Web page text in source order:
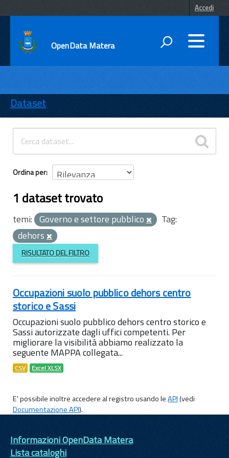
Accedi
OpenData Matera
ENTI
TEMI
INFORMAZIONI
Dataset
Ordina per
1 dataset trovato
temi: Governo e settore pubblico
Tag:
dehors
RISULTATO DEL FILTRO
Occupazioni suolo pubblico dehors centro
storico e Sassi
Occupazioni suolo pubblico dehors centro storico e
Sassi autorizzate dagli uffici competenti. Per
migliorare la visibilità abbiamo realizzato la
seguente MAPPA collegata...
CSV Excel XLSX
E' possibile inoltre accedere al registro usando leAPI(vedi
Documentazione API).
Informazioni OpenData Matera
Lista cataloghi